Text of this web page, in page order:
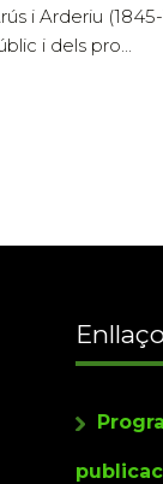
i Arderiu
i dels pro...